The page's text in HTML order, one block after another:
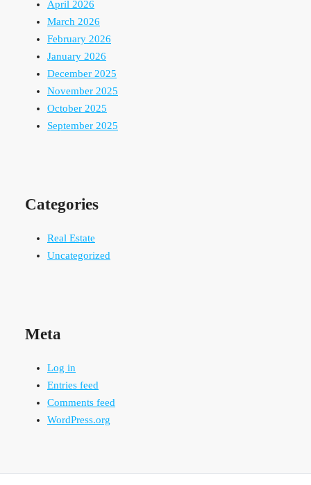
April 2026
March 2026
February 2026
January 2026
December 2025
November 2025
October 2025
September 2025
Categories
Real Estate
Uncategorized
Meta
Log in
Entries feed
Comments feed
WordPress.org